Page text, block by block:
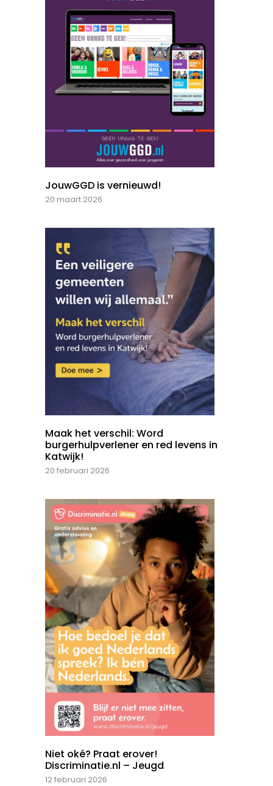
JouwGGD is vernieuwd!
20 maart 2026
Maak het verschil: Word
burgerhulpverlener en red levens in
Katwijk!
20 februari 2026
Niet oké? Praat erover!
Discriminatie.nl – Jeugd
12 februari 2026